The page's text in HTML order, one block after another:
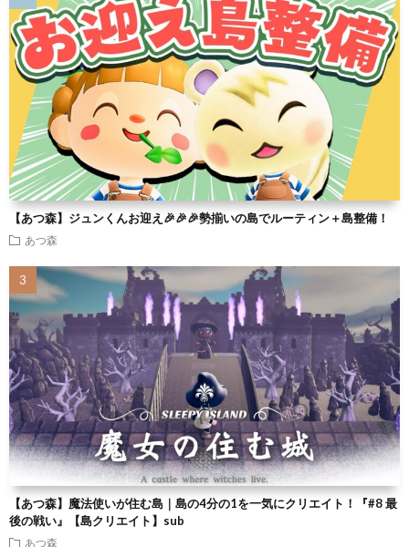
【あつ森】ジュンくんお迎え🎉🎉🎉勢揃いの島でルーティン＋島整備！
あつ森
【あつ森】魔法使いが住む島｜島の4分の1を一気にクリエイト！『#8 最
後の戦い』【島クリエイト】sub
あつ森